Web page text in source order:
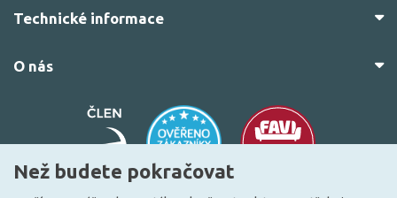
Technické informace
O nás
Než budete pokračovat